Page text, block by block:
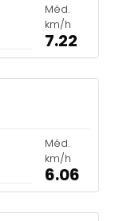
Méd.
km/h
7.22
Méd.
km/h
6.06